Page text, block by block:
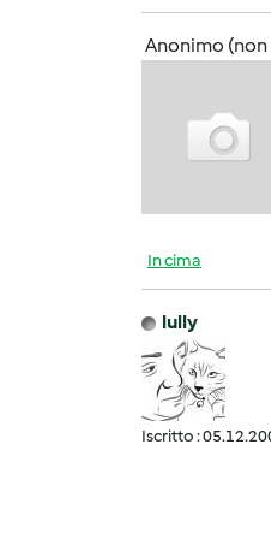
Anonimo
In cima
lully
Iscritto :